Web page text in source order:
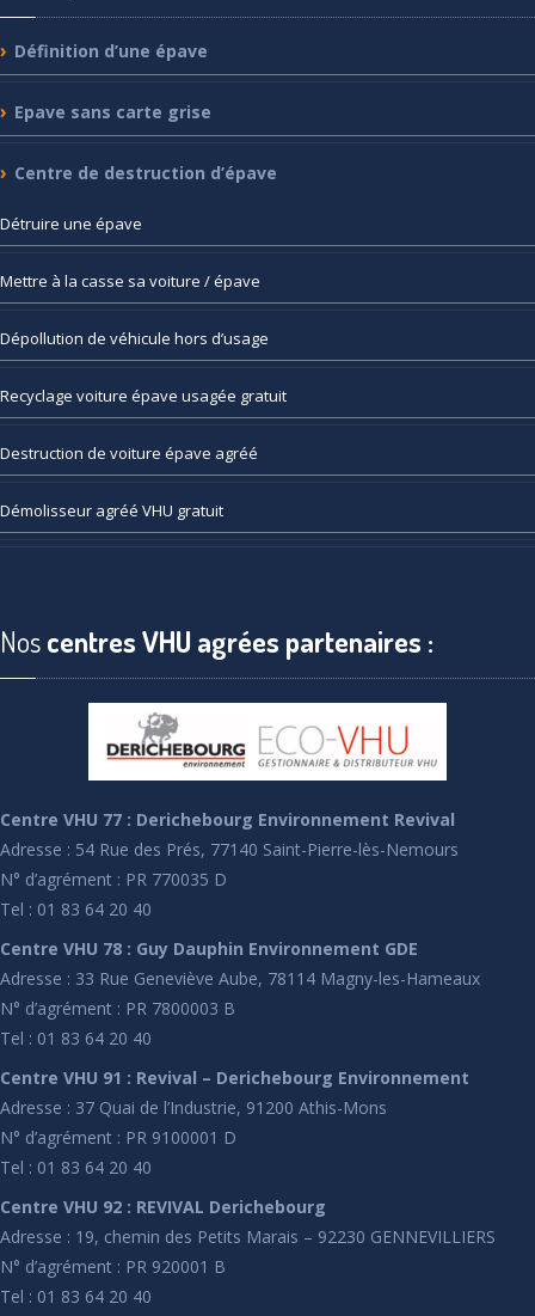
Définition d’une épave
Epave sans carte grise
Centre de destruction d’épave
Détruire une épave
Mettre à la casse sa voiture / épave
Dépollution de véhicule hors d’usage
Recyclage voiture épave usagée gratuit
Destruction de voiture épave agréé
Démolisseur agréé VHU gratuit
Noscentres VHU agrées partenaires :
Centre VHU 77 : Derichebourg Environnement Revival
Adresse : 54 Rue des Prés, 77140 Saint-Pierre-lès-Nemours
N° d’agrément : PR 770035 D
Tel : 01 83 64 20 40
Centre VHU 78 : Guy Dauphin Environnement GDE
Adresse : 33 Rue Geneviève Aube, 78114 Magny-les-Hameaux
N° d’agrément : PR 7800003 B
Tel : 01 83 64 20 40
Centre VHU 91 : Revival – Derichebourg Environnement
Adresse : 37 Quai de l’Industrie, 91200 Athis-Mons
N° d’agrément : PR 9100001 D
Tel : 01 83 64 20 40
Centre VHU 92 : REVIVAL Derichebourg
Adresse : 19, chemin des Petits Marais – 92230 GENNEVILLIERS
N° d’agrément : PR 920001 B
Tel : 01 83 64 20 40